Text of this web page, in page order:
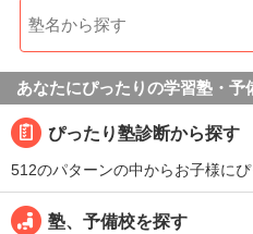
あなたにぴったりの学習塾・予
ぴったり塾診断から探す
512のパターンの中からお子様にぴ
塾、予備校を探す